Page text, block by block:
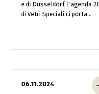
e di Düsseldorf, l'agenda
di Vetri Speciali ci porta...
06.11.2024